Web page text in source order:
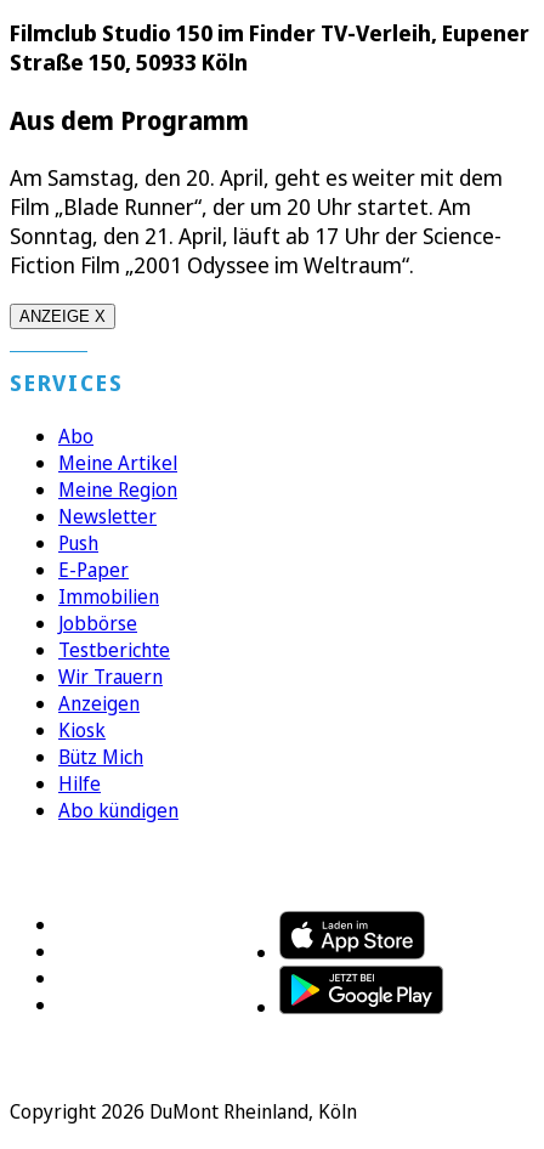
Filmclub Studio 150 im Finder TV-Verleih, Eupener
Straße 150, 50933 Köln
Aus dem Programm
Am Samstag, den 20. April, geht es weiter mit dem
Film „Blade Runner“, der um 20 Uhr startet. Am
Sonntag, den 21. April, läuft ab 17 Uhr der Science-
Fiction Film „2001 Odyssee im Weltraum“.
ANZEIGE X
SERVICES
Abo
Meine Artikel
Meine Region
Newsletter
Push
E-Paper
Immobilien
Jobbörse
Testberichte
Wir Trauern
Anzeigen
Kiosk
Bütz Mich
Hilfe
Abo kündigen
Copyright 2026 DuMont Rheinland, Köln